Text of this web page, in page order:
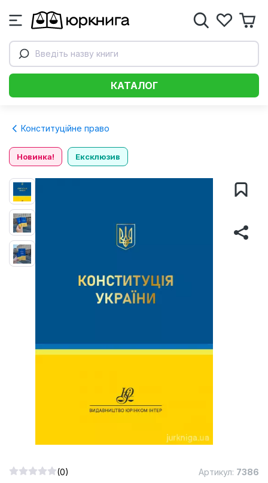
Введіть назву книги
КАТАЛОГ
Конституційне право
Новинка! Ексклюзив
(0) Артикул: 7386